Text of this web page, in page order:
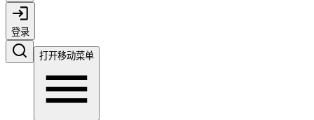
登录
打开移动菜单